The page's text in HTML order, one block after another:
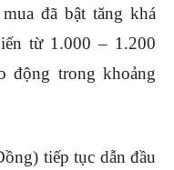
đã bật tăng khá
từ 1.000 – 1.200
động trong khoảng
tiếp tục dẫn đầu